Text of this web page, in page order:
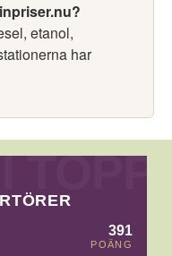
etanol,
har
391
POÄNG